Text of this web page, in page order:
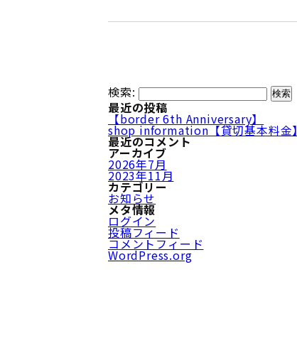
検索:
最近の投稿
【border 6th Anniversary】
shop information【貸切基本料金】
最近のコメント
アーカイブ
2026年7月
2023年11月
カテゴリー
お知らせ
メタ情報
ログイン
投稿フィード
コメントフィード
WordPress.org